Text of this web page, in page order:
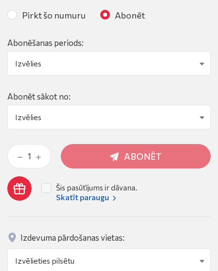
Pirkt šo numuru Abonēt
Abonēšanas periods:
Abonēt sākot no:
ABONĒT
Šis pasūtījums ir dāvana.
Skatīt paraugu
Izdevuma pārdošanas vietas: